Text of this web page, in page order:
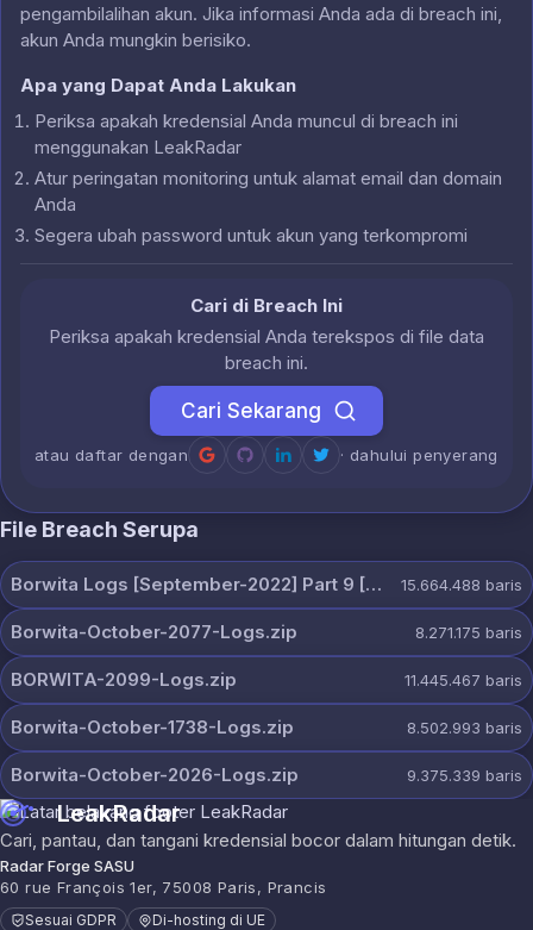
pengambilalihan akun. Jika informasi Anda ada di breach ini,
akun Anda mungkin berisiko.
Apa yang Dapat Anda Lakukan
Periksa apakah kredensial Anda muncul di breach ini
menggunakan LeakRadar
Atur peringatan monitoring untuk alamat email dan domain
Anda
Segera ubah password untuk akun yang terkompromi
Cari di Breach Ini
Periksa apakah kredensial Anda terekspos di file data
breach ini.
Cari Sekarang
atau daftar dengan · dahului penyerang
File Breach Serupa
Borwita Logs [September-2022] Part 9 [2507 Pcs].zip 15.664.488 baris
Borwita-October-2077-Logs.zip 8.271.175 baris
BORWITA-2099-Logs.zip 11.445.467 baris
Borwita-October-1738-Logs.zip 8.502.993 baris
Borwita-October-2026-Logs.zip 9.375.339 baris
LeakRadar
Cari, pantau, dan tangani kredensial bocor dalam hitungan detik.
Radar Forge SASU
60 rue François 1er, 75008 Paris, Prancis
Sesuai GDPR Di-hosting di UE